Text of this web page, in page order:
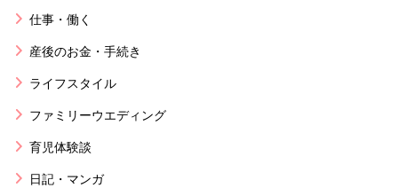
仕事・働く
産後のお金・手続き
ライフスタイル
ファミリーウエディング
育児体験談
日記・マンガ